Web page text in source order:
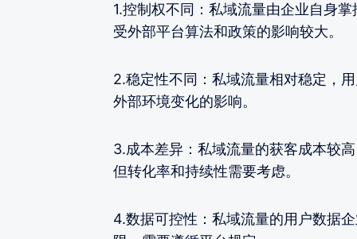
1.控制权不同：私域流量由企业自身
受外部平台算法和政策的影响较大。
2.稳定性不同：私域流量相对稳定，
外部环境变化的影响。
3.成本差异：私域流量的获客成本较
但转化率和持续性需要考虑。
4.数据可控性：私域流量的用户数据